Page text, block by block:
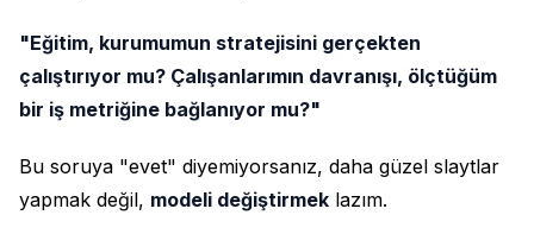
"Eğitim, kurumumun stratejisini gerçekten
çalıştırıyor mu? Çalışanlarımın davranışı, ölçtüğüm
bir iş metriğine bağlanıyor mu?"
Bu soruya "evet" diyemiyorsanız, daha güzel slaytlar
yapmak değil, modeli değiştirmek lazım.